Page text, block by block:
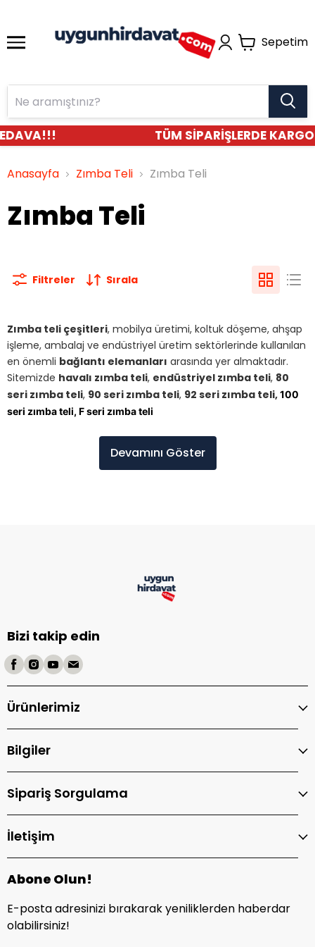
Sepetim
TÜM SİPARİŞLERDE
Anasayfa Zımba Teli Zımba Teli
Zımba Teli
Filtreler Sırala
Zımba teli çeşitleri, mobilya üretimi, koltuk döşeme, ahşap
işleme, ambalaj ve endüstriyel üretim sektörlerinde kullanılan
en önemli bağlantı elemanları arasında yer almaktadır.
Sitemizde havalı zımba teli, endüstriyel zımba teli, 80
seri zımba teli, 90 seri zımba teli, 92 seri zımba teli,100
seri zımba teli, F seri zımba teli
Devamını Göster
Bizi takip edin
Ürünlerimiz
Bilgiler
Sipariş Sorgulama
İletişim
Abone Olun!
E-posta adresinizi bırakarak yeniliklerden haberdar
olabilirsiniz!